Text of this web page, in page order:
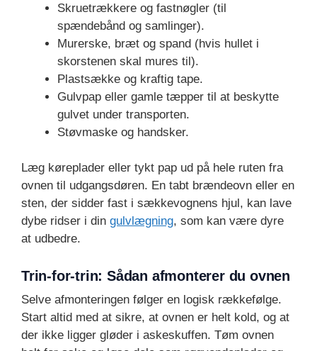
Skruetrækkere og fastnøgler (til
spændebånd og samlinger).
Murerske, bræt og spand (hvis hullet i
skorstenen skal mures til).
Plastsække og kraftig tape.
Gulvpap eller gamle tæpper til at beskytte
gulvet under transporten.
Støvmaske og handsker.
Læg køreplader eller tykt pap ud på hele ruten fra
ovnen til udgangsdøren. En tabt brændeovn eller en
sten, der sidder fast i sækkevognens hjul, kan lave
dybe ridser i din gulvlægning, som kan være dyre
at udbedre.
Trin-for-trin: Sådan afmonterer du ovnen
Selve afmonteringen følger en logisk rækkefølge.
Start altid med at sikre, at ovnen er helt kold, og at
der ikke ligger gløder i askeskuffen. Tøm ovnen